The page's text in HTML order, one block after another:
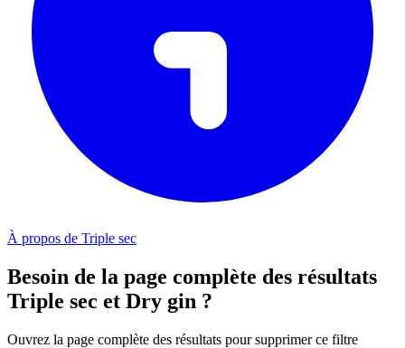
À propos de Triple sec
Besoin de la page complète des résultats
Triple sec et Dry gin ?
Ouvrez la page complète des résultats pour supprimer ce filtre